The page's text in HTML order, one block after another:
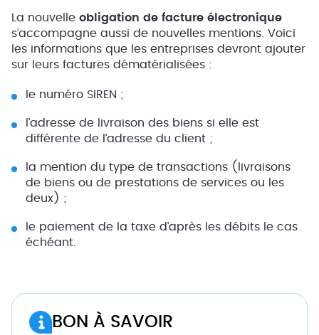
La nouvelle obligation de facture électronique
s’accompagne aussi de nouvelles mentions. Voici
les informations que les entreprises devront ajouter
sur leurs factures dématérialisées :
le numéro SIREN ;
l’adresse de livraison des biens si elle est
différente de l’adresse du client ;
la mention du type de transactions (livraisons
de biens ou de prestations de services ou les
deux) ;
le paiement de la taxe d’après les débits le cas
échéant.
BON À SAVOIR